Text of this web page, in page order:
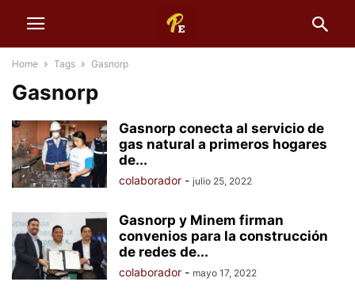
Home Tags Gasnorp
Gasnorp
Gasnorp conecta al servicio de
gas natural a primeros hogares
de...
colaborador - julio 25, 2022
Gasnorp y Minem firman
convenios para la construcción
de redes de...
colaborador - mayo 17, 2022